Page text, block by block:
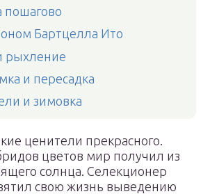
пошагово
Бартцелла Ито
рыхление
и пересадка
и зимовка
ценители прекрасного.
цветов мир получил из
солнца. Селекционер
свою жизнь выведению